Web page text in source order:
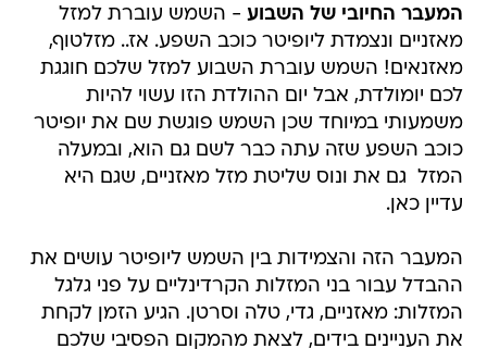
המעבר החיובי של השבוע - השמש עוברת למזל
מאזניים ונצמדת ליופיטר כוכב השפע. אז.. מזלטוף,
מאזנאים! השמש עוברת השבוע למזל שלכם חוגגת
לכם יומולדת, אבל יום ההולדת הזו עשוי להיות
משמעותי במיוחד שכן השמש פוגשת שם את יופיטר
כוכב השפע שזה עתה כבר לשם גם הוא, ובמעלה
המזל  גם את ונוס שליטת מזל מאזניים, שגם היא
עדיין כאן.
המעבר הזה והצמידות בין השמש ליופיטר עושים את
ההבדל עבור בני המזלות הקרדינליים על פני גלגל
המזלות: מאזניים, גדי, טלה וסרטן. הגיע הזמן לקחת
את העניינים בידים, לצאת מהמקום הפסיבי שלכם